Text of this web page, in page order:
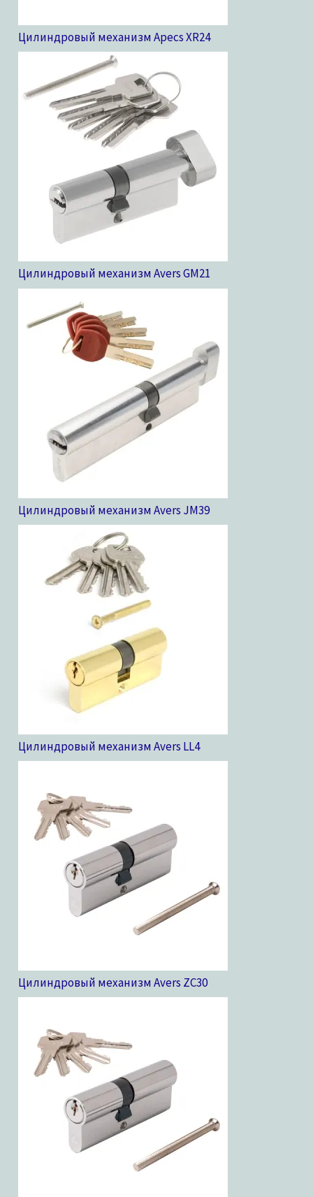
Цилиндровый механизм Apecs XR24
Цилиндровый механизм Avers GM21
Цилиндровый механизм Avers JM39
Цилиндровый механизм Avers LL4
Цилиндровый механизм Avers ZC30